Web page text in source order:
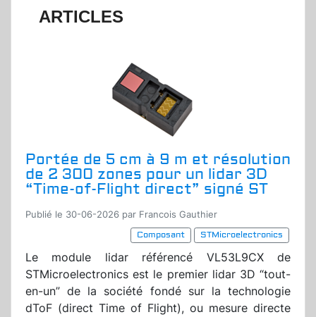
ARTICLES
Portée de 5 cm à 9 m et résolution
de 2 300 zones pour un lidar 3D
“Time-of-Flight direct” signé ST
Publié le 30-06-2026 par Francois Gauthier
Composant
STMicroelectronics
Le module lidar référencé VL53L9CX de
STMicroelectronics est le premier lidar 3D “tout-
en-un” de la société fondé sur la technologie
dToF (direct Time of Flight), ou mesure directe